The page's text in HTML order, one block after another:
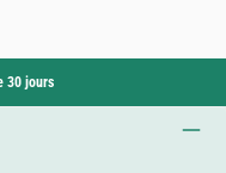
30 jours